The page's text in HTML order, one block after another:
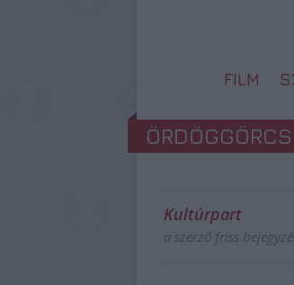
FILM
Kultúrpart
a szerző friss